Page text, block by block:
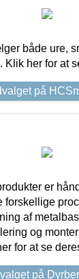
både ure,
Klik her for at
på
er
forskellige
af
og
for at se
på